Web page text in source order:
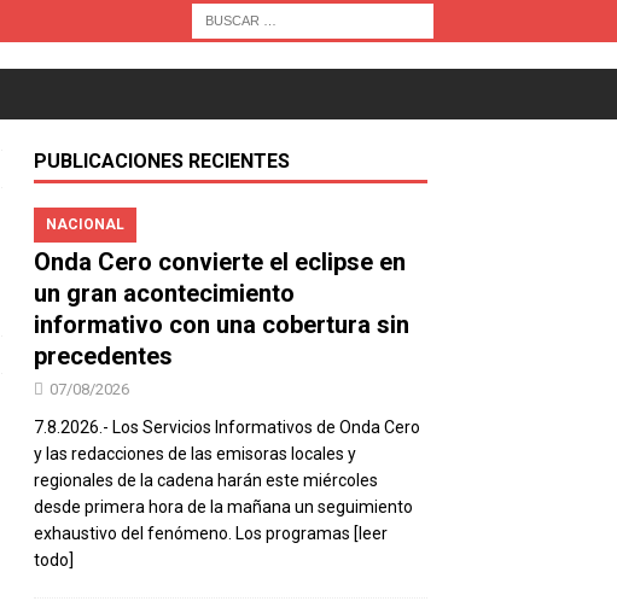
PUBLICACIONES RECIENTES
NACIONAL
Onda Cero convierte el eclipse en
un gran acontecimiento
informativo con una cobertura sin
precedentes
07/08/2026
7.8.2026.- Los Servicios Informativos de Onda Cero
y las redacciones de las emisoras locales y
regionales de la cadena harán este miércoles
desde primera hora de la mañana un seguimiento
exhaustivo del fenómeno. Los programas [leer
todo]